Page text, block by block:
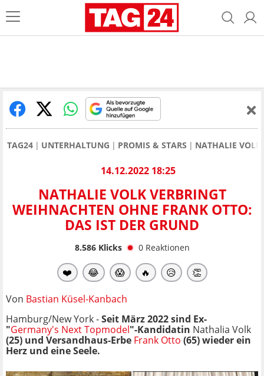
TAG24 UNTERHALTUNG PROMIS & STARS NATHALIE VOLK
14.12.2022 18:25
NATHALIE VOLK VERBRINGT
WEIHNACHTEN OHNE FRANK OTTO:
DAS IST DER GRUND
8.586Klicks 0 Reaktionen
❤️ 😂 😱 🔥 😥 👏
Von Bastian Küsel-Kanbach
Hamburg/New York -Seit März 2022 sind Ex-
"Germany's Next Topmodel"-Kandidatin Nathalia Volk
(25) und Versandhaus-Erbe Frank Otto (65) wieder ein
Herz und eine Seele.